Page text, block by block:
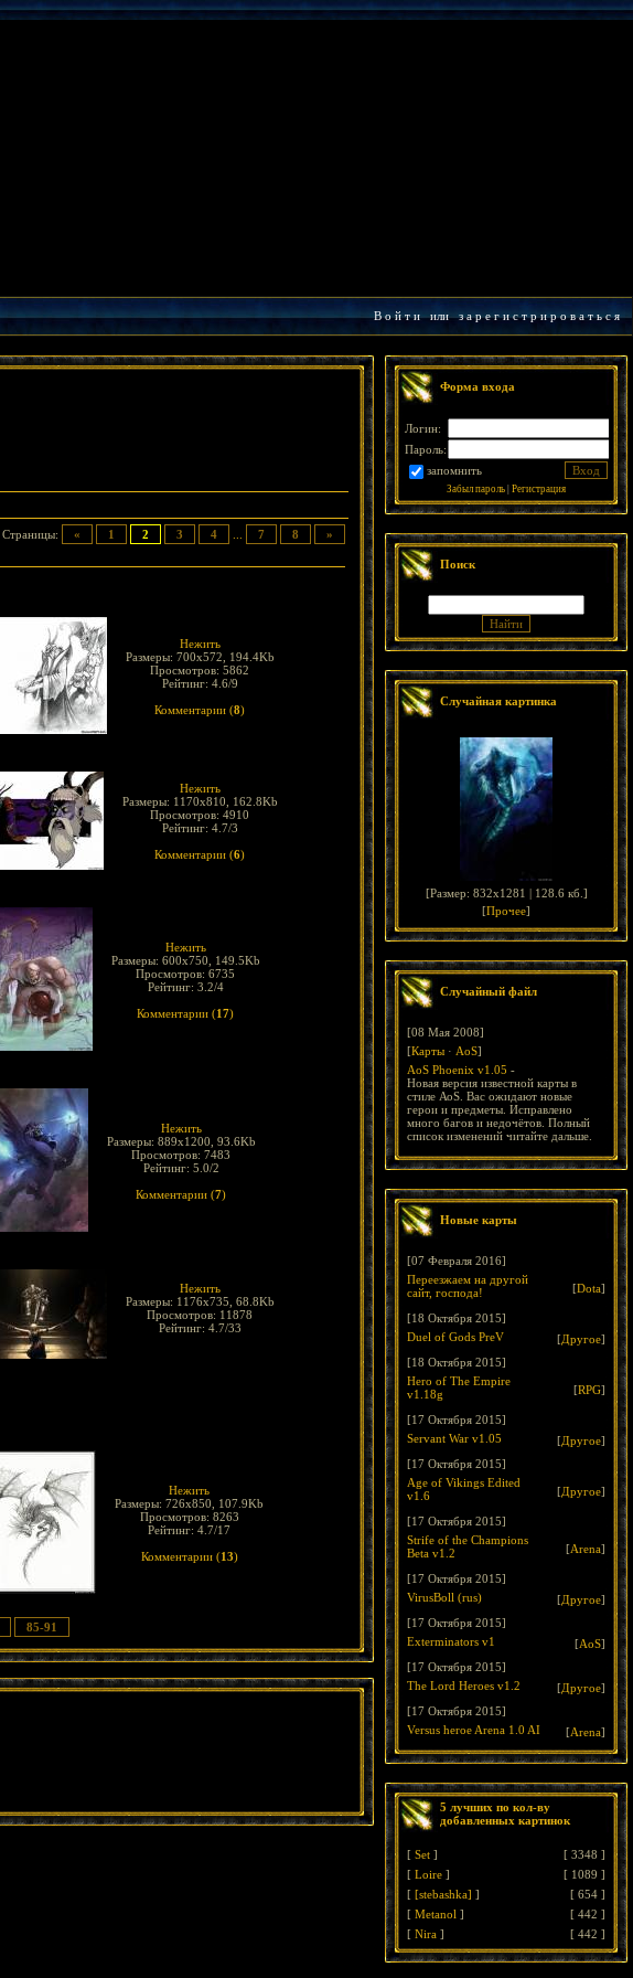
В о й т иилиз а р е г и с т р и р о в а т ь с я
Страницы: « 1 2 3 4 7 8
»
Нежить
Размеры: 700x572, 194.4Kb
Просмотров: 5862
Рейтинг: 4.6/9
Комментарии (8)
Нежить
Размеры: 1170x810, 162.8Kb
Просмотров: 4910
Рейтинг: 4.7/3
Комментарии (6)
Нежить
Размеры: 600x750, 149.5Kb
Просмотров: 6735
Рейтинг: 3.2/4
Комментарии (17)
Нежить
Размеры: 889x1200, 93.6Kb
Просмотров: 7483
Рейтинг: 5.0/2
Комментарии (7)
Нежить
Размеры: 1176x735, 68.8Kb
Просмотров: 11878
Рейтинг: 4.7/33
Нежить
Размеры: 726x850, 107.9Kb
Просмотров: 8263
Рейтинг: 4.7/17
Комментарии (13)
85-91
Форма входа
Логин:
Пароль:
запомнить
Забыл пароль Регистрация
Поиск
Случайная картинка
[Размер: 832x1281 | 128.6 кб. ]
[Прочее]
Случайный файл
[08 Мая 2008]
[Карты · AoS]
AoS Phoenix v1.05 -
Новая версия известной карты в
стиле АоS. Вас ожидают новые
герои и предметы. Исправлено
много багов и недочётов. Полный
список изменений читайте дальше.
Новые карты
[07 Февраля 2016]
Переезжаем на другой
сайт, господа!
[Dota]
[18 Октября 2015]
Duel of Gods PreV
[Другое]
[18 Октября 2015]
Hero of The Empire
v1.18g
[RPG]
[17 Октября 2015]
Servant War v1.05
[Другое]
[17 Октября 2015]
Age of Vikings Edited
v1.6
[Другое]
[17 Октября 2015]
Strife of the Champions
Beta v1.2
[Arena]
[17 Октября 2015]
VirusBoll (rus)
[Другое]
[17 Октября 2015]
Exterminators v1
[AoS]
[17 Октября 2015]
The Lord Heroes v1.2
[Другое]
[17 Октября 2015]
Versus heroe Arena 1.0 AI
[Arena]
5 лучших по кол-ву
добавленных картинок
[ Set ] [ 3348 ]
[ Loire ] [ 1089 ]
[ [stebashka] ] [ 654 ]
[ Metanol ] [ 442 ]
[ Nira ] [ 442 ]